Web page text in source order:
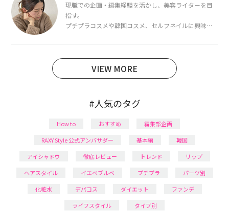
現職での企画・編集経験を活かし、美容ライターを目
指す。
プチプラコスメや韓国コスメ、セルフネイルに興味が
VIEW MORE
#人気のタグ
How to おすすめ
編集部企画
RAXY Style 公式アンバサダー
基本編
韓国
アイシャドウ
徹底レビュー トレンド
リップ
ヘアスタイル
イエベブルベ プチプラ
パーツ別
化粧水
デパコス ダイエット
ファンデ
ライフスタイル
タイプ別